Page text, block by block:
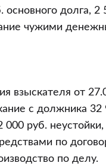
основного долга,
чужими
взыскателя от
с должника
000 руб.
по
по делу.